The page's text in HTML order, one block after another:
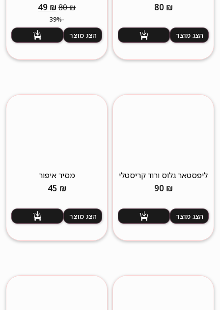
80 ₪
הצג מוצר
80₪
המחיר
המקורי
היה:
49 ₪
הוא:
49 ₪.
-39%
הצג מוצר
ליפסטאר גלוס ורוד קריסטלי
90 ₪
הצג מוצר
מסיר איפור
45 ₪
הצג מוצר